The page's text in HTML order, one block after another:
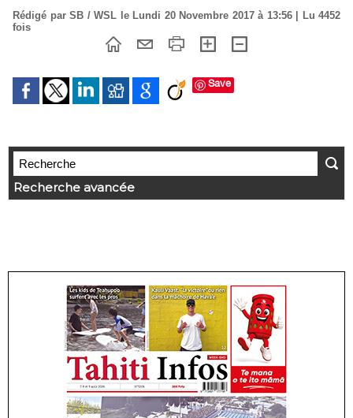
Rédigé par SB / WSL le Lundi 20 Novembre 2017 à 13:56 | Lu 4452
fois
Save
Recherche avancée